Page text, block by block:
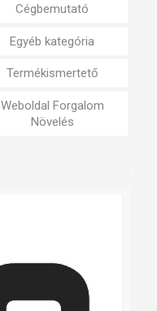
Cégbemutató
Egyéb kategória
Termékismertető
Weboldal Forgalom
Növelés